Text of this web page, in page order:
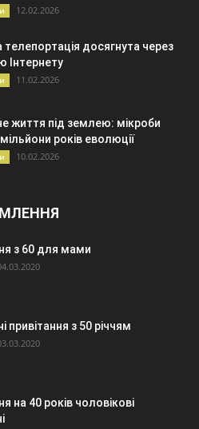
12.02.2026
телепортація досягнута через
Інтернету
11.02.2026
життя під землею: мікроби
років еволюції
10.02.2026
з 60 для мами
привітання з 50 річчям
на 40 років чоловікові